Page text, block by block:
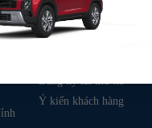
Ý kiến khách hàng